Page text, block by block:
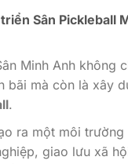
Sân Pickleball
Minh Anh không
bãi mà còn là xây
.
ra một môi
giao lưu xã